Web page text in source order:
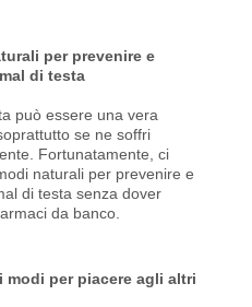
per prevenire e
di testa
può essere una vera
se ne soffri
Fortunatamente, ci
naturali per prevenire e
di testa senza dover
da banco.
modi per piacere agli altri